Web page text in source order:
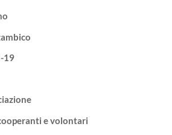
19
e volontari